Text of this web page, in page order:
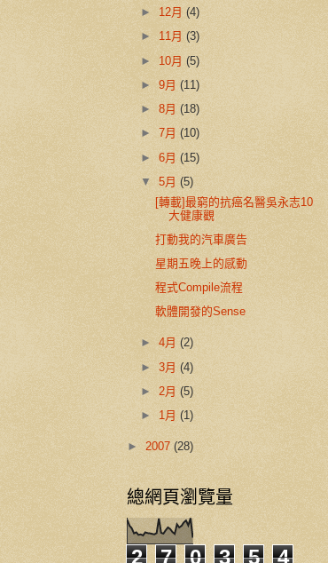
► 12月(4)
► 11月(3)
► 10月(5)
►9月(11)
►8月(18)
►7月(10)
►6月(15)
▼5月(5)
[轉載]最窮的抗癌名醫吳永志10
大健康觀
打動我的汽車廣告
星期五晚上的感動
程式Compile流程
軟體開發的Sense
►4月(2)
►3月(4)
► 2月(5)
► 1月(1)
► 2007 (28)
總網頁瀏覽量
2 7 0 3 5 4